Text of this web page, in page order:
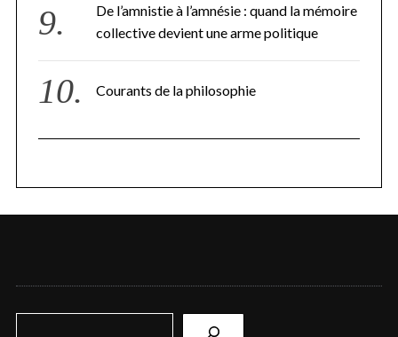
De l’amnistie à l’amnésie : quand la mémoire
collective devient une arme politique
Courants de la philosophie